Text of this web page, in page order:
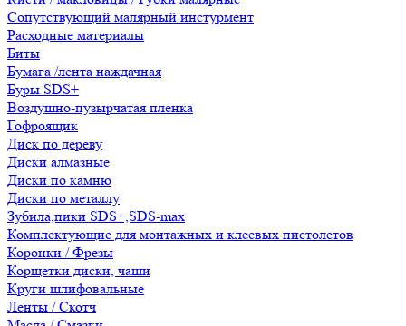
Сопутствующий малярный инстурмент
Расходные материалы
Биты
Бумага /лента наждачная
Буры SDS+
Воздушно-пузырчатая пленка
Гофроящик
Диск по дереву
Диски алмазные
Диски по камню
Диски по металлу
Зубила,пики SDS+,SDS-max
Комплектующие для монтажных и клеевых пистолетов
Коронки / Фрезы
Корщетки диски, чаши
Круги шлифовальные
Ленты / Скотч